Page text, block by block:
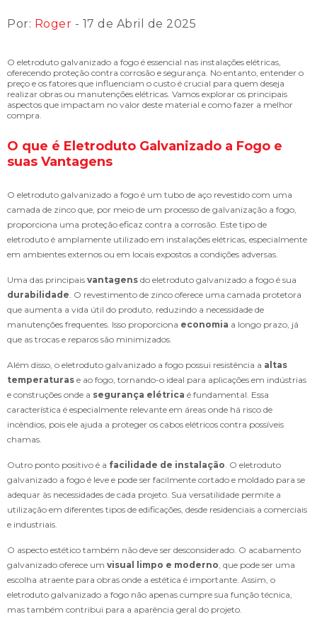
Por: Roger - 17 de Abril de 2025
O eletroduto galvanizado a fogo é essencial nas instalações elétricas,
oferecendo proteção contra corrosão e segurança. No entanto, entender o
preço e os fatores que influenciam o custo é crucial para quem deseja
realizar obras ou manutenções elétricas. Vamos explorar os principais
aspectos que impactam no valor deste material e como fazer a melhor
compra.
O que é Eletroduto Galvanizado a Fogo e
suas Vantagens
O eletroduto galvanizado a fogo é um tubo de aço revestido com uma
camada de zinco que, por meio de um processo de galvanização a fogo,
proporciona uma proteção eficaz contra a corrosão. Este tipo de
eletroduto é amplamente utilizado em instalações elétricas, especialmente
em ambientes externos ou em locais expostos a condições adversas.
Uma das principais vantagens do eletroduto galvanizado a fogo é sua
durabilidade. O revestimento de zinco oferece uma camada protetora
que aumenta a vida útil do produto, reduzindo a necessidade de
manutenções frequentes. Isso proporciona economia a longo prazo, já
que as trocas e reparos são minimizados.
Além disso, o eletroduto galvanizado a fogo possui resistência a altas
temperaturas e ao fogo, tornando-o ideal para aplicações em indústrias
e construções onde a segurança elétrica é fundamental. Essa
característica é especialmente relevante em áreas onde há risco de
incêndios, pois ele ajuda a proteger os cabos elétricos contra possíveis
chamas.
Outro ponto positivo é a facilidade de instalação. O eletroduto
galvanizado a fogo é leve e pode ser facilmente cortado e moldado para se
adequar às necessidades de cada projeto. Sua versatilidade permite a
utilização em diferentes tipos de edificações, desde residenciais a comerciais
e industriais.
O aspecto estético também não deve ser desconsiderado. O acabamento
galvanizado oferece um visual limpo e moderno, que pode ser uma
escolha atraente para obras onde a estética é importante. Assim, o
eletroduto galvanizado a fogo não apenas cumpre sua função técnica,
mas também contribui para a aparência geral do projeto.